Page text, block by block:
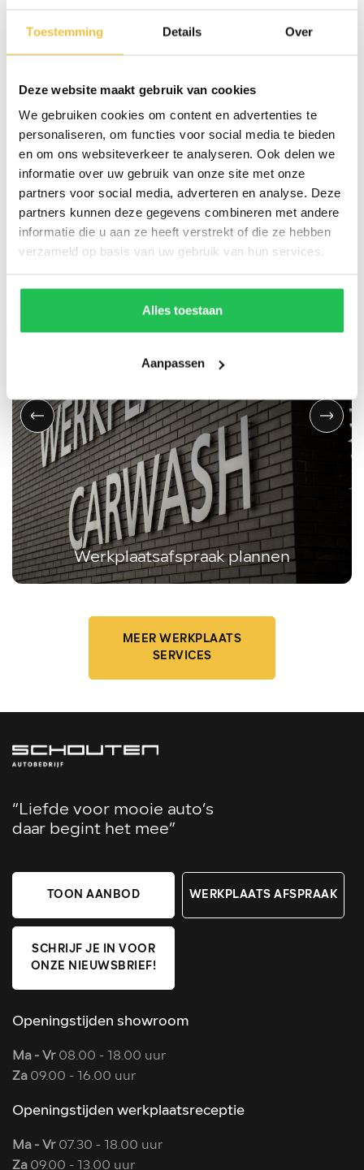
Toestemming Details Over
Deze website maakt gebruik van cookies
We gebruiken cookies om content en advertenties te
personaliseren, om functies voor social media te bieden
en om ons websiteverkeer te analyseren. Ook delen we
informatie over uw gebruik van onze site met onze
partners voor social media, adverteren en analyse. Deze
partners kunnen deze gegevens combineren met andere
informatie die u aan ze heeft verstrekt of die ze hebben
verzameld op basis van uw gebruik van hun services.
Alles toestaan
Aanpassen
MEER WERKPLAATS
SERVICES
Werkplaatsafspraak plannen
MEER WERKPLAATS
SERVICES
“Liefde voor mooie auto’s
daar begint het mee”
TOON AANBOD WERKPLAATS AFSPRAAK
SCHRIJF JE IN VOOR
ONZE NIEUWSBRIEF!
Openingstijden showroom
Ma - Vr 08.00 - 18.00 uur
Za 09.00 - 16.00 uur
Openingstijden werkplaatsreceptie
Ma - Vr 07.30 - 18.00 uur
Za 09.00 - 13.00 uur